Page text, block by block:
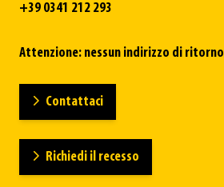
+39 0341 212 293
Attenzione: nessun indirizzo di ritorno
Contattaci
Richiedi il recesso